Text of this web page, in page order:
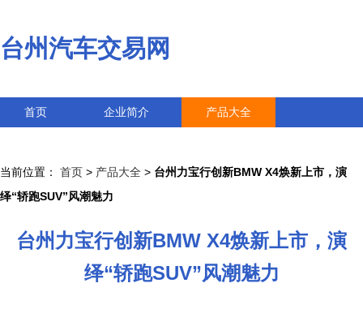
台州汽车交易网
首页 企业简介 产品大全
当前位置： 首页 > 产品大全 > 台州力宝行创新BMW X4焕新上市，演
绎“轿跑SUV”风潮魅力
台州力宝行创新BMW X4焕新上市，演
绎“轿跑SUV”风潮魅力